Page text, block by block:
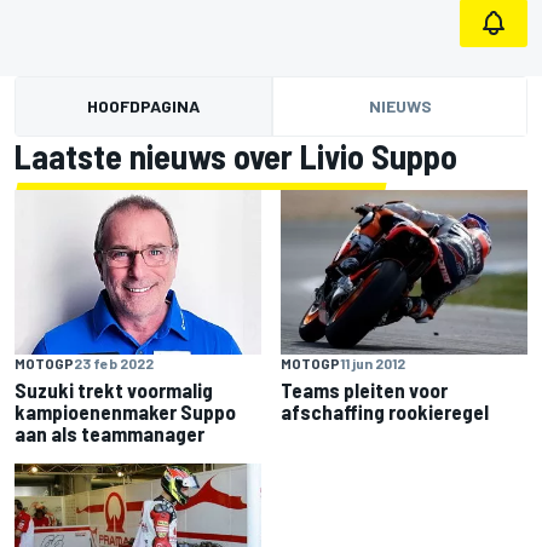
HOOFDPAGINA NIEUWS
Laatste nieuws over Livio Suppo
MOTOGP23 feb 2022
Suzuki trekt voormalig
kampioenenmaker Suppo
aan als teammanager
MOTOGP11 jun 2012
Teams pleiten voor
afschaffing rookieregel